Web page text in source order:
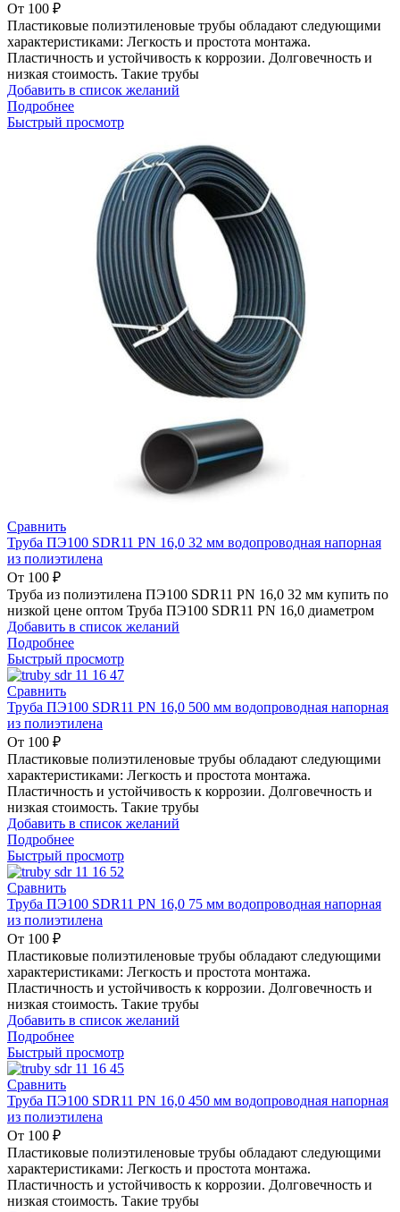
От 100 ₽
Пластиковые полиэтиленовые трубы обладают следующими
характеристиками: Легкость и простота монтажа.
Пластичность и устойчивость к коррозии. Долговечность и
низкая стоимость. Такие трубы
Добавить в список желаний
Подробнее
Быстрый просмотр
Сравнить
Труба ПЭ100 SDR11 PN 16,0 32 мм водопроводная напорная
из полиэтилена
От 100 ₽
Труба из полиэтилена ПЭ100 SDR11 PN 16,0 32 мм купить по
низкой цене оптом Труба ПЭ100 SDR11 PN 16,0 диаметром
Добавить в список желаний
Подробнее
Быстрый просмотр
Сравнить
Труба ПЭ100 SDR11 PN 16,0 500 мм водопроводная напорная
из полиэтилена
От 100 ₽
Пластиковые полиэтиленовые трубы обладают следующими
характеристиками: Легкость и простота монтажа.
Пластичность и устойчивость к коррозии. Долговечность и
низкая стоимость. Такие трубы
Добавить в список желаний
Подробнее
Быстрый просмотр
Сравнить
Труба ПЭ100 SDR11 PN 16,0 75 мм водопроводная напорная
из полиэтилена
От 100 ₽
Пластиковые полиэтиленовые трубы обладают следующими
характеристиками: Легкость и простота монтажа.
Пластичность и устойчивость к коррозии. Долговечность и
низкая стоимость. Такие трубы
Добавить в список желаний
Подробнее
Быстрый просмотр
Сравнить
Труба ПЭ100 SDR11 PN 16,0 450 мм водопроводная напорная
из полиэтилена
От 100 ₽
Пластиковые полиэтиленовые трубы обладают следующими
характеристиками: Легкость и простота монтажа.
Пластичность и устойчивость к коррозии. Долговечность и
низкая стоимость. Такие трубы